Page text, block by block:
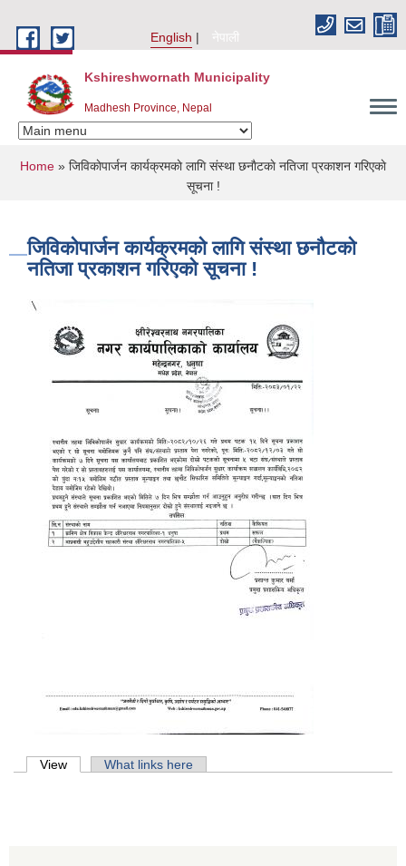
English
नेपाली
Kshireshwornath Municipality
Madhesh Province, Nepal
You are here
Home » जिविकाेपार्जन कार्यक्रमकाे लागि संस्था छनाैटकाे नतिजा प्रकाशन गरिएकाे
सूचना !
जिविकाेपार्जन कार्यक्रमकाे लागि संस्था छनाैटकाे
नतिजा प्रकाशन गरिएकाे सूचना !
Primary tabs
View (active tab)What links here